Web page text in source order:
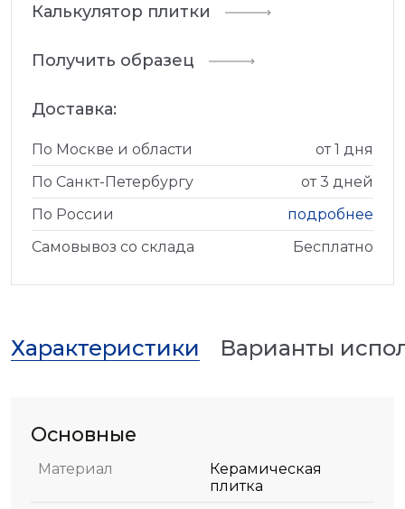
Калькулятор плитки
Получить образец
Доставка:
По Москве и области
от 1 дня
По Санкт-Петербургу
от 3 дней
По России
подробнее
Самовывоз со склада
Бесплатно
Характеристики Варианты
Основные
Материал
Керамическая
плитка